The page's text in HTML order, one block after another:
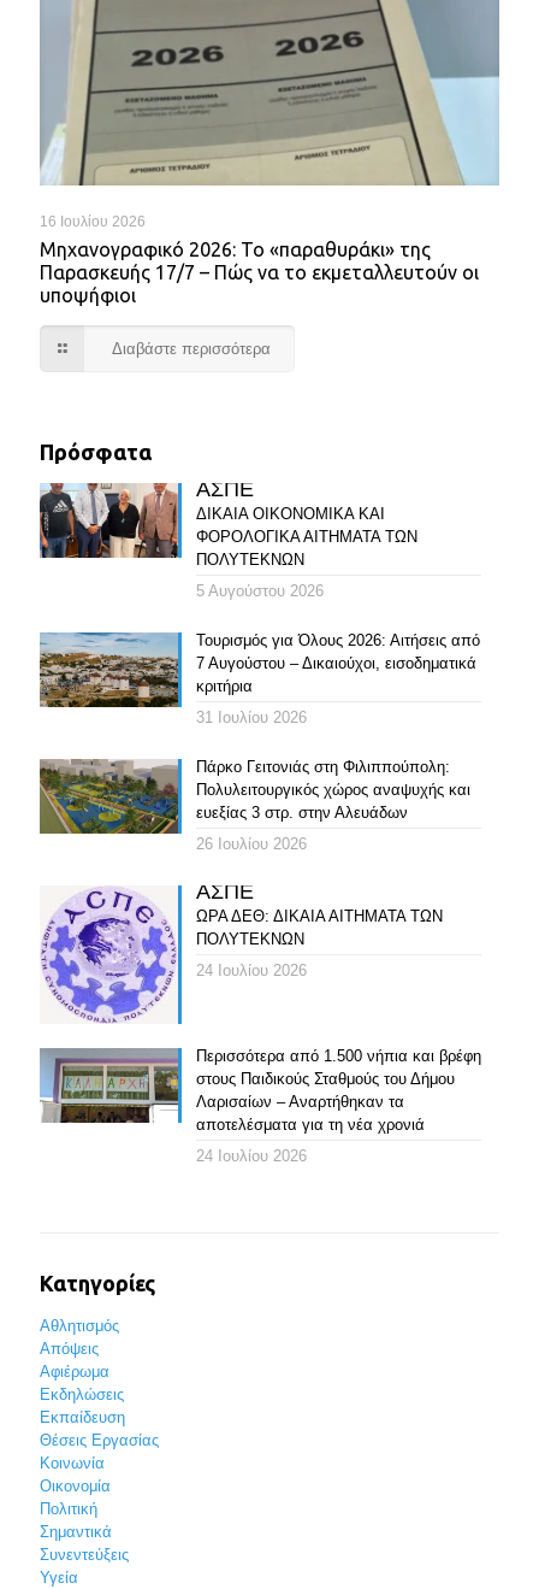
16 Ιουλίου 2026
Mηχανογραφικό 2026: Το «παραθυράκι» της
Παρασκευής 17/7 – Πώς να το εκμεταλλευτούν οι
υποψήφιοι
Διαβάστε περισσότερα
Πρόσφατα
ΑΣΠΕ
ΔΙΚΑΙΑ ΟΙΚΟΝΟΜΙΚΑ ΚΑΙ
ΦΟΡΟΛΟΓΙΚΑ ΑΙΤΗΜΑΤΑ ΤΩΝ
ΠΟΛΥΤΕΚΝΩΝ
5 Αυγούστου 2026
Τουρισμός για Όλους 2026: Αιτήσεις από
7 Αυγούστου – Δικαιούχοι, εισοδηματικά
κριτήρια
31 Ιουλίου 2026
Πάρκο Γειτονιάς στη Φιλιππούπολη:
Πολυλειτουργικός χώρος αναψυχής και
ευεξίας 3 στρ. στην Αλευάδων
26 Ιουλίου 2026
ΑΣΠΕ
ΩΡΑ ΔΕΘ: ΔΙΚΑΙΑ ΑΙΤΗΜΑΤΑ ΤΩΝ
ΠΟΛΥΤΕΚΝΩΝ
24 Ιουλίου 2026
Περισσότερα από 1.500 νήπια και βρέφη
στους Παιδικούς Σταθμούς του Δήμου
Λαρισαίων – Αναρτήθηκαν τα
αποτελέσματα για τη νέα χρονιά
24 Ιουλίου 2026
Κατηγορίες
Αθλητισμός
Απόψεις
Αφιέρωμα
Εκδηλώσεις
Εκπαίδευση
Θέσεις Εργασίας
Κοινωνία
Οικονομία
Πολιτική
Σημαντικά
Συνεντεύξεις
Υγεία